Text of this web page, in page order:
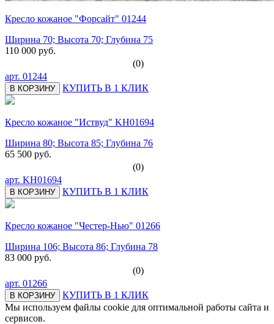
Кресло кожаное "Форсайт" 01244
Ширина 70; Высота 70; Глубина 75
110 000 руб.
(0)
арт. 01244
В КОРЗИНУ КУПИТЬ В 1 КЛИК
Кресло кожаное "Иствуд" KH01694
Ширина 80; Высота 85; Глубина 76
65 500 руб.
(0)
арт. KH01694
В КОРЗИНУ КУПИТЬ В 1 КЛИК
Кресло кожаное "Честер-Нью" 01266
Ширина 106; Высота 86; Глубина 78
83 000 руб.
(0)
арт. 01266
В КОРЗИНУ
КУПИТЬ В 1 КЛИК
Мы используем файлы cookie для оптимальной работы сайта и
сервисов.